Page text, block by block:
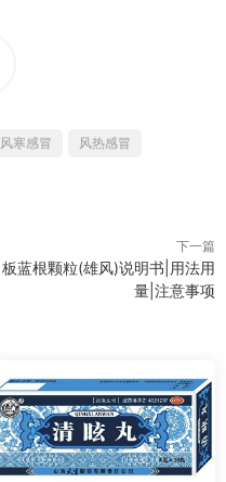
风寒感冒 风热感冒
下一篇
板蓝根颗粒(雄风)说明书|用法用
量|注意事项